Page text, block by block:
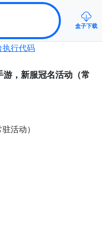
盒子下载
执行代码
游，新服冠名活动（常
活动）